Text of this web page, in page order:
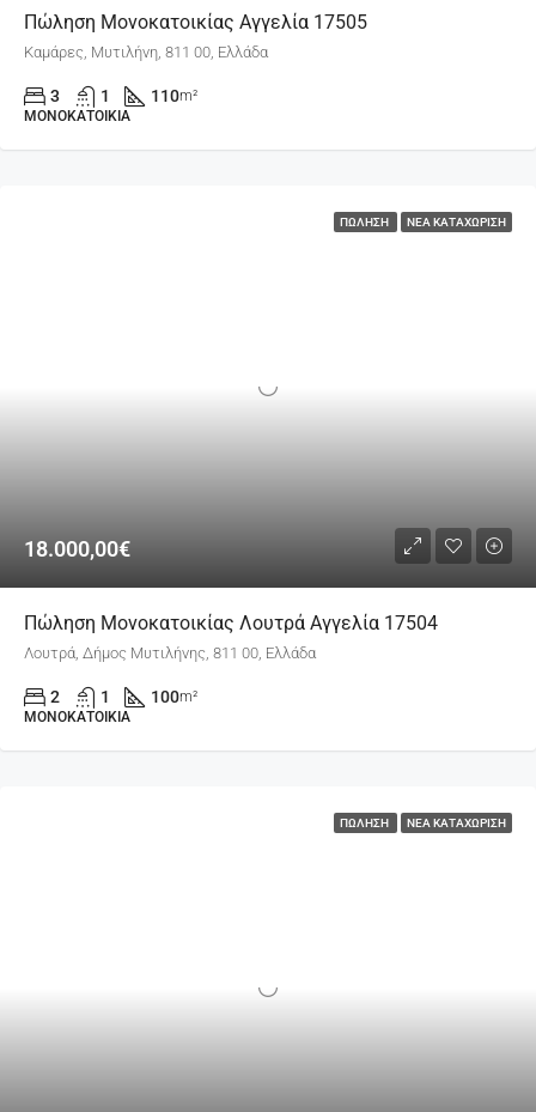
Πώληση Μονοκατοικίας Αγγελία 17505
Καμάρες, Μυτιλήνη, 811 00, Ελλάδα
3 1 110m²
ΜΟΝΟΚΑΤΟΙΚΊΑ
ΠΏΛΗΣΗ ΝΈΑ ΚΑΤΑΧΏΡΙΣΗ
18.000,00€
Πώληση Μονοκατοικίας Λουτρά Αγγελία 17504
Λουτρά, Δήμος Μυτιλήνης, 811 00, Ελλάδα
2 1 100m²
ΜΟΝΟΚΑΤΟΙΚΊΑ
ΠΏΛΗΣΗ ΝΈΑ ΚΑΤΑΧΏΡΙΣΗ